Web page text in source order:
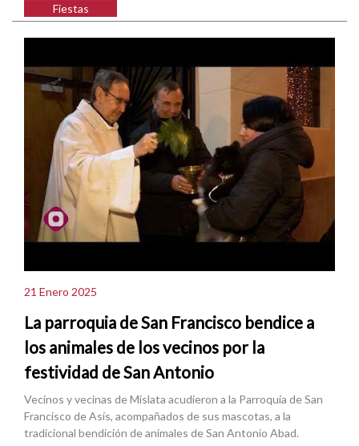
Fiestas
21 Enero 2025
La parroquia de San Francisco bendice a
los animales de los vecinos por la
festividad de San Antonio
Vecinos y vecinas de Mislata acudieron a la Parroquia de San
Francisco de Asís, acompañados de sus mascotas, a la
tradicional bendición de animales de San Antonio Abad.